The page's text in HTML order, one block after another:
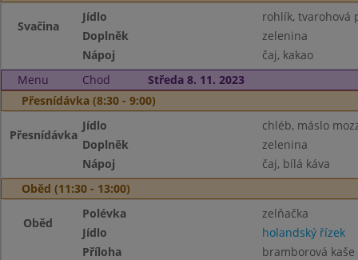
Svačina
Jídlo
rohlík, tvarohová
Doplněk
zelenina
Nápoj
čaj, kakao
Menu
Chod
Středa 8. 11. 2023
Přesnídávka (8:30 - 9:00)
Přesnídávka
Jídlo
chléb, máslo
Doplněk
zelenina
Nápoj
čaj, bílá káva
Oběd (11:30 - 13:00)
Oběd
Polévka
zelňačka
Jídlo
holandský řízek
Příloha
bramborová kaše